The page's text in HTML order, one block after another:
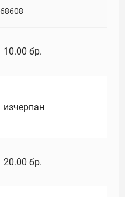
68608
10.00 бр.
изчерпан
20.00 бр.